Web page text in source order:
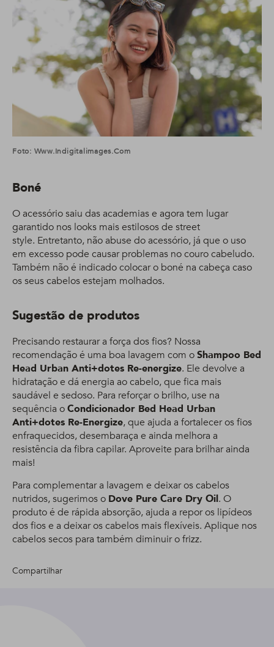
Foto: Www.indigitalimages.com
Boné
O acessório saiu das academias e agora tem lugar
garantido nos looks mais estilosos de street
style. Entretanto, não abuse do acessório, já que o uso
em excesso pode causar problemas no couro cabeludo.
Também não é indicado colocar o boné na cabeça caso
os seus cabelos estejam molhados.
Sugestão de produtos
Precisando restaurar a força dos fios? Nossa
recomendação é uma boa lavagem com oShampoo Bed
Head Urban Anti+dotes Re-energize. Ele devolve a
hidratação e dá energia ao cabelo, que fica mais
saudável e sedoso. Para reforçar o brilho, use na
sequência oCondicionador Bed Head Urban
Anti+dotes Re-Energize, que ajuda a fortalecer os fios
enfraquecidos, desembaraça e ainda melhora a
resistência da fibra capilar. Aproveite para brilhar ainda
mais!
Para complementar a lavagem e deixar os cabelos
nutridos, sugerimos o Dove Pure Care Dry Oil. O
produto é de rápida absorção, ajuda a repor os lipídeos
dos fios e a deixar os cabelos mais flexíveis. Aplique nos
cabelos secos para também diminuir o frizz.
Compartilhar